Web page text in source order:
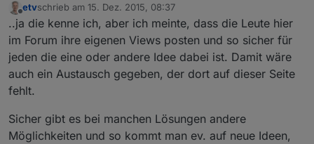
Offline
etvschrieb am 15. Dez. 2015, 08:37
zuletzt editiert von
..ja die kenne ich, aber ich meinte, dass die Leute hier
im Forum ihre eigenen Views posten und so sicher für
jeden die eine oder andere Idee dabei ist. Damit wäre
auch ein Austausch gegeben, der dort auf dieser Seite
fehlt.
Sicher gibt es bei manchen Lösungen andere
Möglichkeiten und so kommt man ev. auf neue Ideen,